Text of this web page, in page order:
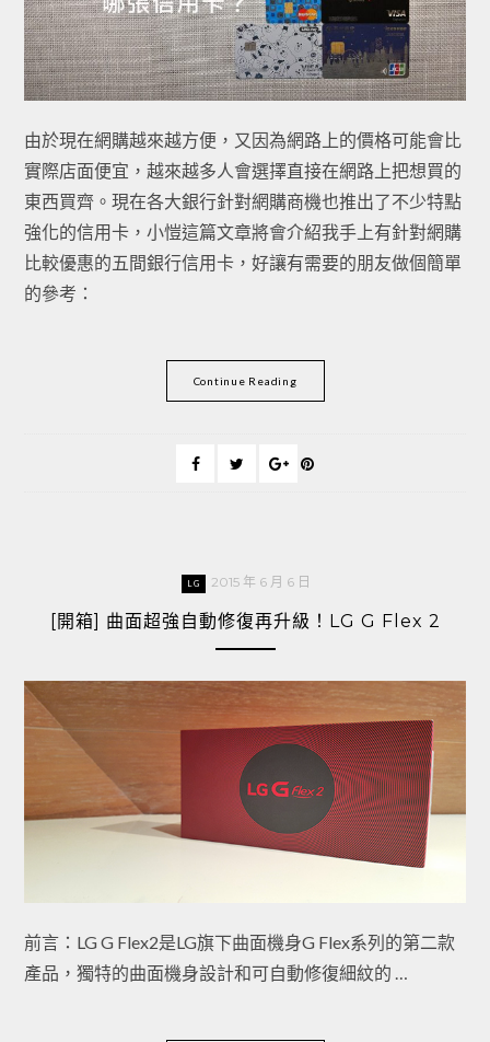
由於現在網購越來越方便，又因為網路上的價格可能會比
實際店面便宜，越來越多人會選擇直接在網路上把想買的
東西買齊。現在各大銀行針對網購商機也推出了不少特點
強化的信用卡，小愷這篇文章將會介紹我手上有針對網購
比較優惠的五間銀行信用卡，好讓有需要的朋友做個簡單
的參考：
Continue Reading
LG 2015 年 6 月 6 日
[開箱] 曲面超強自動修復再升級！LG G Flex 2
前言：LG G Flex2是LG旗下曲面機身G Flex系列的第二款
產品，獨特的曲面機身設計和可自動修復細紋的 …